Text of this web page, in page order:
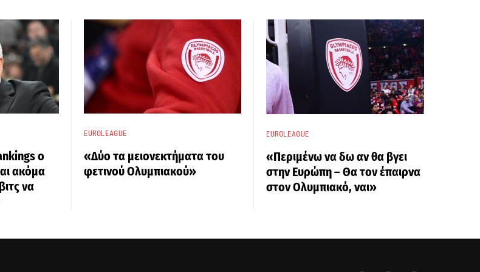
ο
ακόμα
να
EUROLEAGUE
«Δύο τα μειονεκτήματα του
φετινού Ολυμπιακού»
EUROLEAGUE
«Περιμένω να δω αν θα βγει
στην Ευρώπη – Θα τον έπαιρνα
στον Ολυμπιακό, ναι»